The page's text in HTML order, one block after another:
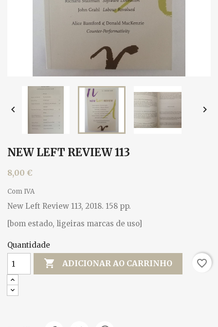
 
NEW LEFT REVIEW 113
8,00 €
Com IVA
New Left Review 113, 2018. 158 pp.
[bom estado, ligeiras marcas de uso]
Quantidade
 ADICIONAR AO CARRINHO favorite_border